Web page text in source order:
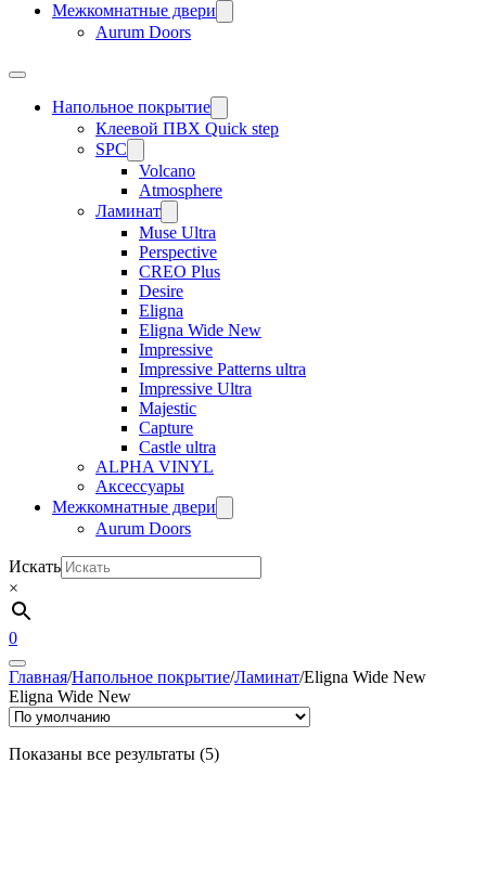
Межкомнатные двери
Aurum Doors
Напольное покрытие
Клеевой ПВХ Quick step
SPC
Volcano
Atmosphere
Ламинат
Muse Ultra
Perspective
CREO Plus
Desire
Eligna
Eligna Wide New
Impressive
Impressive Patterns ultra
Impressive Ultra
Majestic
Capture
Castle ultra
ALPHA VINYL
Аксессуары
Межкомнатные двери
Aurum Doors
Искать
×
0
Главная/Напольное покрытие/Ламинат/Eligna Wide New
Eligna Wide New
Показаны все результаты (5)